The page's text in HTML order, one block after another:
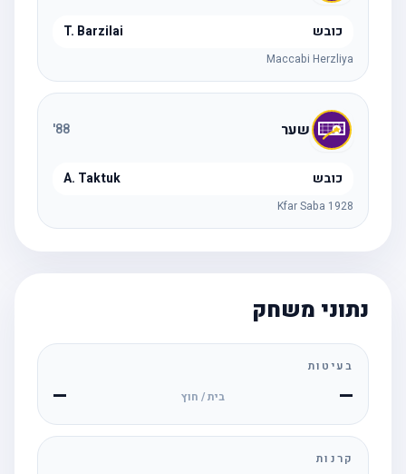
כובש T. Barzilai
Maccabi Herzliya
שער 88
'
כובש A. Taktuk
Kfar Saba 1928
נתוני משחק
בעיטות
— בית / חוץ —
קרנות